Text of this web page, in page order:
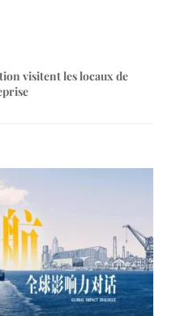
visitent les locaux de